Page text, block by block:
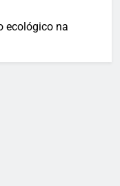
ecológico na